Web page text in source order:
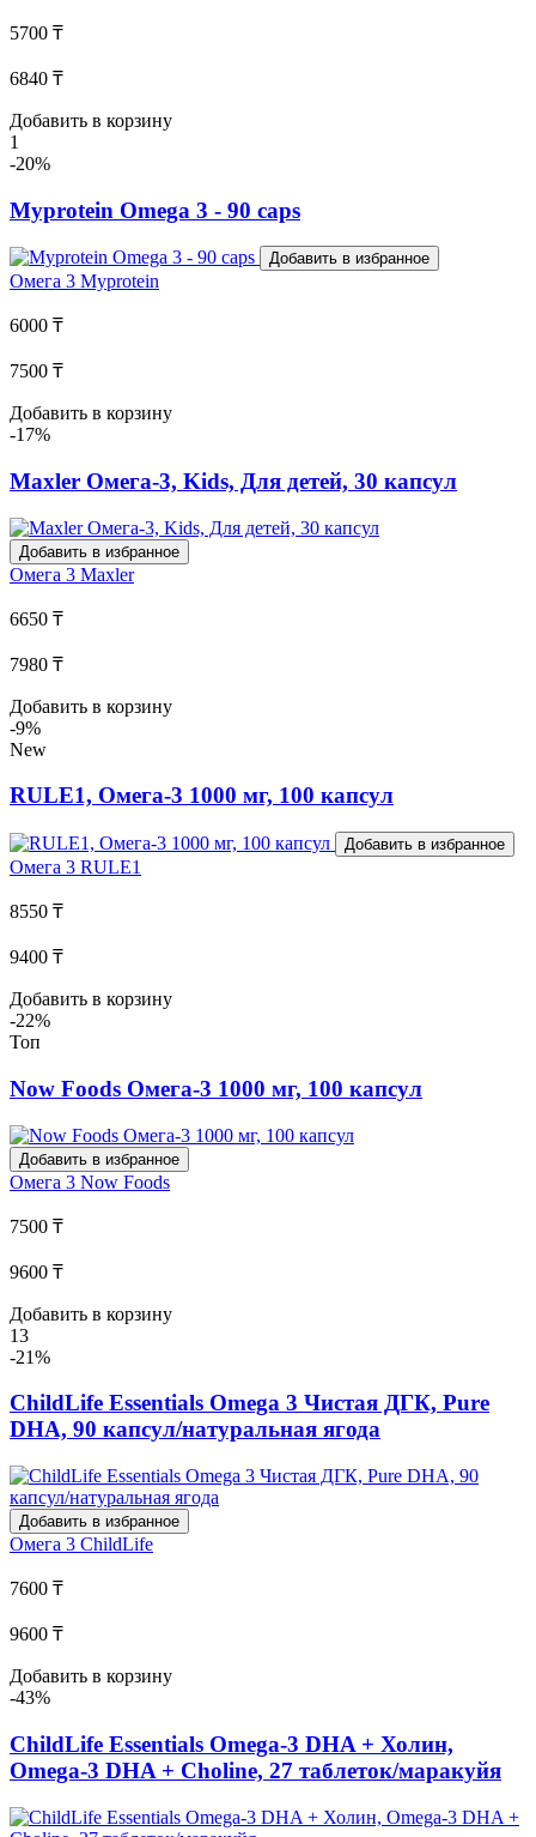
5700 ₸
6840 ₸
Добавить в корзину
1
-20%
Myprotein Omega 3 - 90 caps
Добавить в избранное
Омега 3 Myprotein
6000 ₸
7500 ₸
Добавить в корзину
-17%
Maxler Омега-3, Kids, Для детей, 30 капсул
Добавить в избранное
Омега 3 Maxler
6650 ₸
7980 ₸
Добавить в корзину
-9%
New
RULE1, Омега-3 1000 мг, 100 капсул
Добавить в избранное
Омега 3 RULE1
8550 ₸
9400 ₸
Добавить в корзину
-22%
Топ
Now Foods Омега-3 1000 мг, 100 капсул
Добавить в избранное
Омега 3 Now Foods
7500 ₸
9600 ₸
Добавить в корзину
13
-21%
ChildLife Essentials Omega 3 Чистая ДГК, Pure
DHA, 90 капсул/натуральная ягода
Добавить в избранное
Омега 3 ChildLife
7600 ₸
9600 ₸
Добавить в корзину
-43%
ChildLife Essentials Omega-3 DHA + Холин,
Omega-3 DHA + Choline, 27 таблеток/маракуйя